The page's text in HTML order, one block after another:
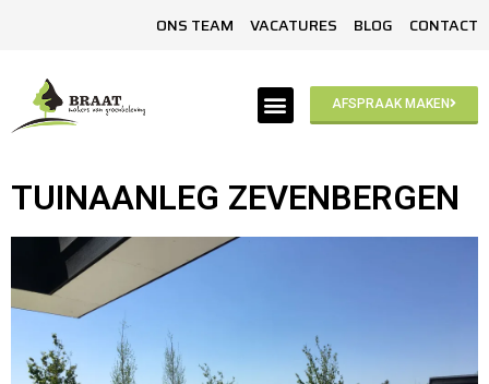
ONS TEAM VACATURES BLOG CONTACT
AFSPRAAK MAKEN
TUINAANLEG ZEVENBERGEN